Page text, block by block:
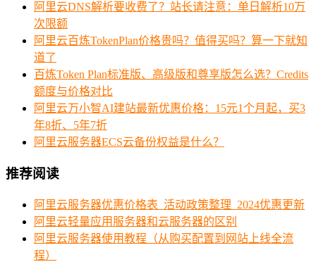
阿里云DNS解析要收费了？站长请注意：单日解析10万
次限额
阿里云百炼TokenPlan价格贵吗？值得买吗？算一下就知
道了
百炼Token Plan标准版、高级版和尊享版怎么选？Credits
额度与价格对比
阿里云万小智AI建站最新优惠价格：15元1个月起，买3
年8折、5年7折
阿里云服务器ECS云备份权益是什么？
推荐阅读
阿里云服务器优惠价格表_活动政策整理_2024优惠更新
阿里云轻量应用服务器和云服务器的区别
阿里云服务器使用教程（从购买配置到网站上线全流
程）